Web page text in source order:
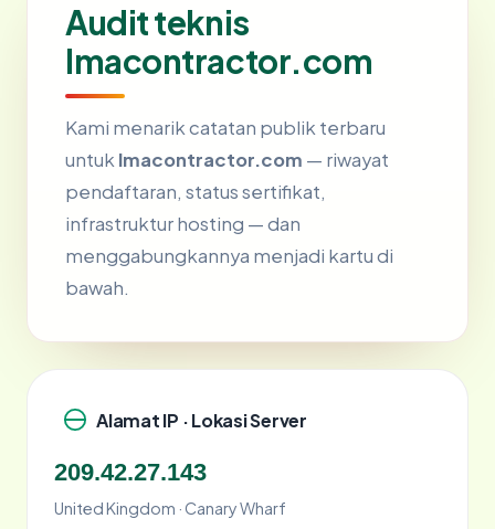
Audit teknis
lmacontractor.com
Kami menarik catatan publik terbaru
untuk lmacontractor.com — riwayat
pendaftaran, status sertifikat,
infrastruktur hosting — dan
menggabungkannya menjadi kartu di
bawah.
Alamat IP · Lokasi Server
209.42.27.143
United Kingdom · Canary Wharf